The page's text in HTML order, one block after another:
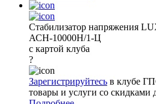
Стабилизатор напряжения
АСН-10000Н/1-Ц
с картой клуба
?
Зарегистрируйтесь в клубе
товары и услуги со скидками